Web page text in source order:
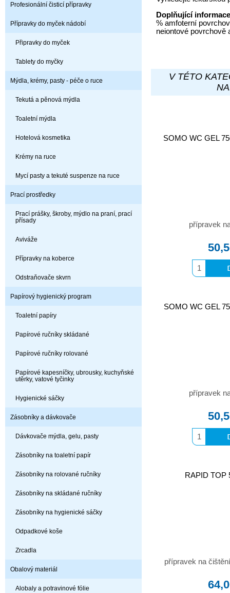
Profesionální čisticí přípravky
Přípravky do myček nádobí
Připravky do myček
Tablety do myčky
Mýdla, krémy, pasty - péče o ruce
Tekutá a pěnová mýdla
Toaletní mýdla
Hotelová kosmetika
Krémy na ruce
Mycí pasty a tekuté suspenze na ruce
Prací prostředky
Prací prášky, škroby, mýdlo na praní, prací
přísady
Aviváže
Přípravky na koberce
Odstraňovače skvrn
Papírový hygienický program
Toaletní papíry
Papírové ručníky skládané
Papírové ručníky rolované
Papírové kapesníčky, ubrousky, kuchyňské
utěrky, vatové tyčinky
Hygienické sáčky
Zásobníky a dávkovače
Dávkovače mýdla, gelu, pasty
Zásobníky na toaletní papír
Zásobníky na rolované ručníky
Zásobníky na skládané ručníky
Zásobníky na hygienické sáčky
Odpadkové koše
Zrcadla
Obalový materiál
Alobaly a potravinové fólie
Doplňující
% amfoterní
neiontové povrchově
V TÉTO
SOMO WC GEL
přípravek
SOMO WC GEL
přípravek
RAPID TOP
přípravek na